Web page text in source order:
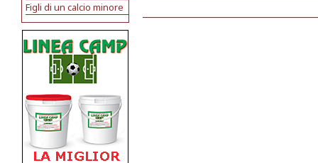
Figli di un calcio minore